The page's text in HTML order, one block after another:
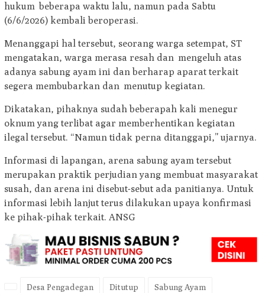
hukum beberapa waktu lalu, namun pada Sabtu
(6/6/2026) kembali beroperasi.
Menanggapi hal tersebut, seorang warga setempat, ST
mengatakan, warga merasa resah dan mengeluh atas
adanya sabung ayam ini dan berharap aparat terkait
segera membubarkan dan menutup kegiatan.
Dikatakan, pihaknya sudah beberapah kali menegur
oknum yang terlibat agar memberhentikan kegiatan
ilegal tersebut. “Namun tidak perna ditanggapi,” ujarnya.
Informasi di lapangan, arena sabung ayam tersebut
merupakan praktik perjudian yang membuat masyarakat
susah, dan arena ini disebut-sebut ada panitianya. Untuk
informasi lebih lanjut terus dilakukan upaya konfirmasi
ke pihak-pihak terkait. ANSG
Desa Pengadegan Ditutup Sabung Ayam